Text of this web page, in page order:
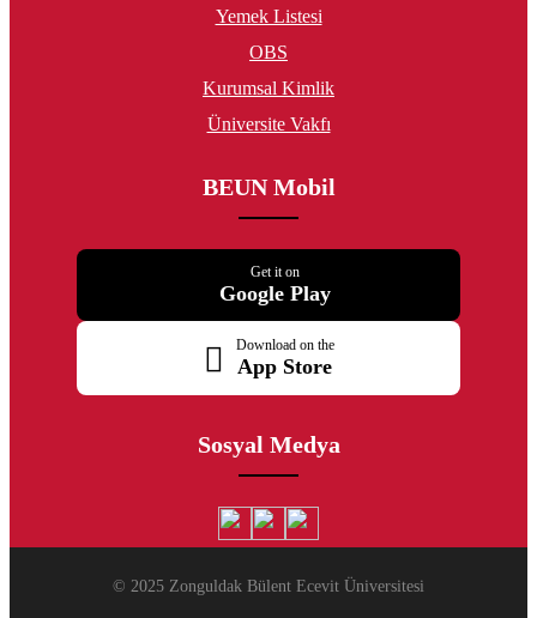
Yemek Listesi
OBS
Kurumsal Kimlik
Üniversite Vakfı
BEUN Mobil
Get it on
Google Play
Download on the
App Store
Sosyal Medya
© 2025 Zonguldak Bülent Ecevit Üniversitesi